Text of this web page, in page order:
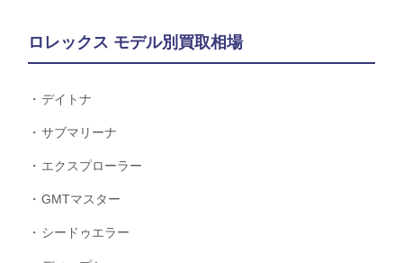
ロレックス モデル別買取相場
デイトナ
サブマリーナ
エクスプローラー
GMTマスター
シードゥエラー